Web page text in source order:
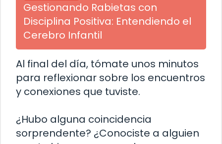
Gestionando Rabietas con
Disciplina Positiva: Entendiendo el
Cerebro Infantil
Al final del día, tómate unos minutos
para reflexionar sobre los encuentros
y conexiones que tuviste.
¿Hubo alguna coincidencia
sorprendente? ¿Conociste a alguien